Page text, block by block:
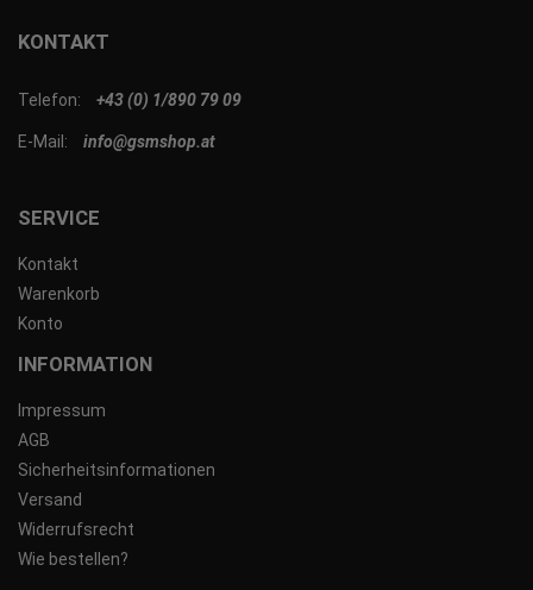
SERVICE
Kontakt
Warenkorb
Konto
INFORMATION
Impressum
AGB
Sicherheitsinformationen
Versand
Widerrufsrecht
Wie bestellen?
KONTAKT
Telefon: +43 (0) 1/890 79 09
E-Mail: info@gsmshop.at